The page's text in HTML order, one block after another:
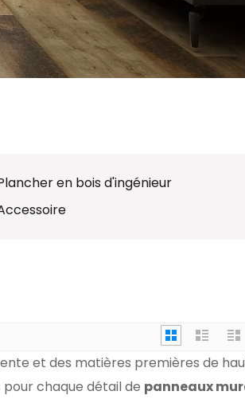
en bois d'ingénieur
et des matières premières de
chaque détail de panneaux